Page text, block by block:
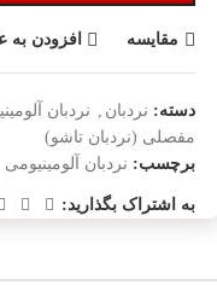
مقایسه افزودن به
دسته: نردبان , نردبان
مفصلی (نردبان تاشو)
برچسب: نردبان آلومینیومی
به اشتراک بگذارید: